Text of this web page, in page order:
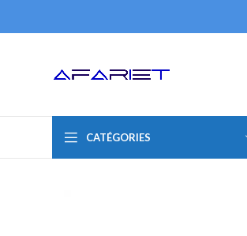
CATÉGORIES